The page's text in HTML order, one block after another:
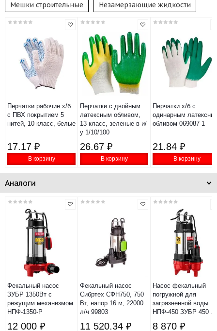
Мешки строительные Незамерзающие жидкости
Перчатки рабочие х/б
с ПВХ покрытием 5
нитей, 10 класс, белые
17.17 ₽
В корзину
Перчатки с двойным
латексным обливом,
13 класс, зеленые в и/
у 1/10/100
26.67 ₽
В корзину
Перчатки х/б с
одинарным
обливом 069087-1
21.84 ₽
В корзину
Аналоги
Фекальный насос
ЗУБР 1350Вт с
режущим механизмом
НПФ-1350-Р
12 000 ₽
Фекальный насос
Сибртех СФН750, 750
Вт, напор 16 м, 22000
л/ч 99803
11 520.34 ₽
Насос фекальный
погружной для
загрязненной воды
НПФ-450 ЗУБР 450
8 870 ₽